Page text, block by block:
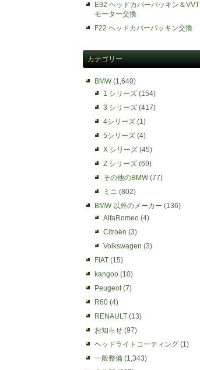
E92 ヘッドカバーパッキン＆VVT
モーター交換
F22 ヘッドカバーパッキン交換
カテゴリー
BMW(1,640)
1 シリーズ (154)
3 シリーズ (417)
4シリーズ (1)
5シリーズ (4)
X シリーズ (45)
Z シリーズ (69)
その他のBMW(77)
ミニ (802)
BMW 以外のメーカー (136)
AlfaRomeo (4)
Citroën (3)
Volkswagen (3)
FIAT (15)
kangoo (10)
Peugeot(7)
R60 (4)
RENAULT (13)
お知らせ (97)
ヘッドライトコーティング (1)
一般整備 (1,343)